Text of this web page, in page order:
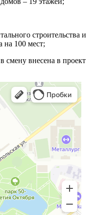
строительства и
на 100 мест;
внесена в проект